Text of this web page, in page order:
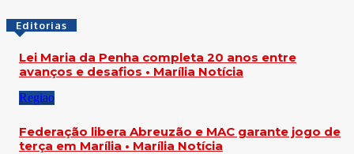
Editorias
Lei Maria da Penha completa 20 anos entre
avanços e desafios • Marília Notícia
Regiao
Federação libera Abreuzão e MAC garante jogo de
terça em Marília • Marília Notícia